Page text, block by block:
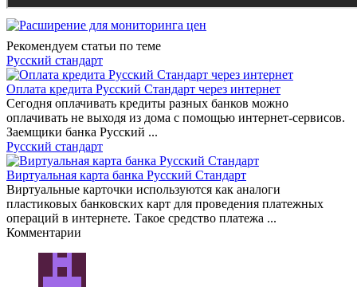
Рекомендуем статьи по теме
Русский стандарт
Оплата кредита Русский Стандарт через интернет
Сегодня оплачивать кредиты разных банков можно
оплачивать не выходя из дома с помощью интернет-сервисов.
Заемщики банка Русский ...
Русский стандарт
Виртуальная карта банка Русский Стандарт
Виртуальные карточки используются как аналоги
пластиковых банковских карт для проведения платежных
операций в интернете. Такое средство платежа ...
Комментарии